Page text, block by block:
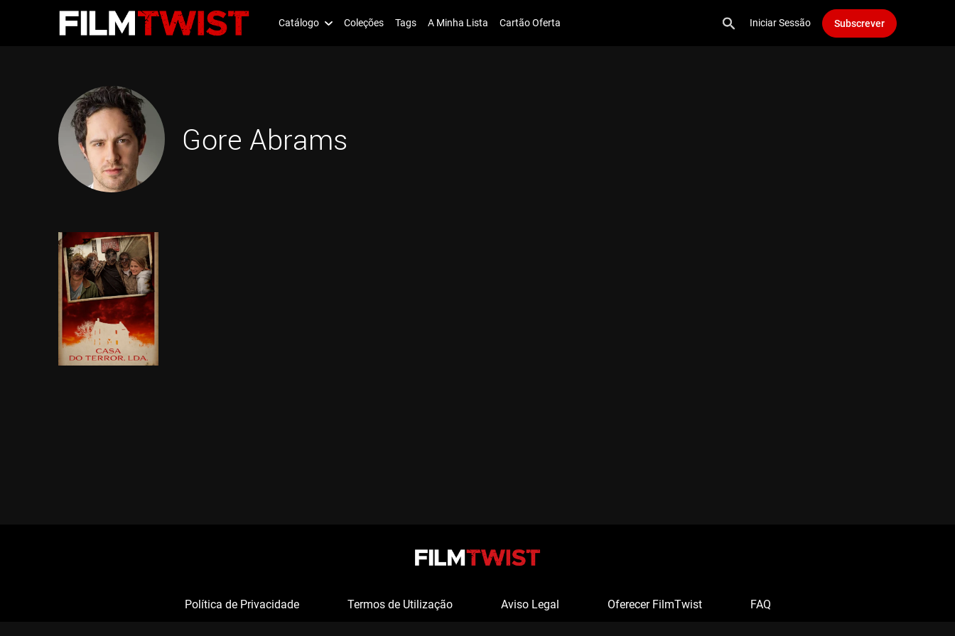
Catálogo Coleções Tags A Minha Lista Cartão Oferta Iniciar Sessão Subscrever
Gore Abrams
Política de Privacidade Termos de Utilização Aviso Legal Oferecer FilmTwist FAQ